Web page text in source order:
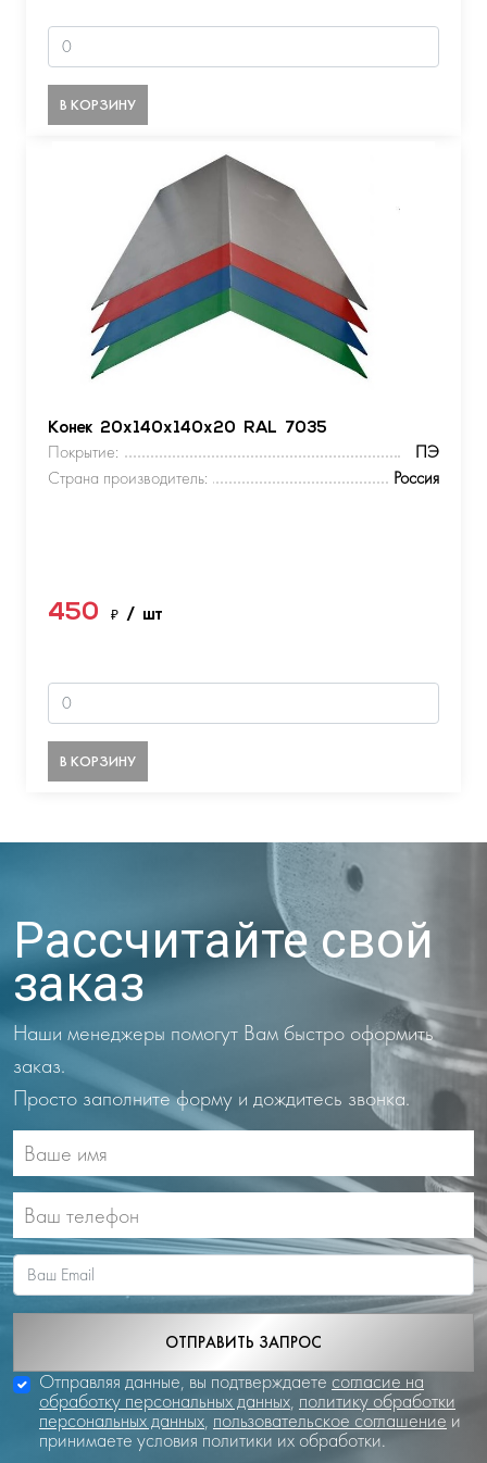
В КОРЗИНУ
Конек 20х140х140х20 RAL 7035
Покрытие:
ПЭ
Страна производитель:
Россия
450 ₽ / шт
В КОРЗИНУ
Рассчитайте свой
заказ
Наши менеджеры помогут Вам быстро оформить
заказ.
Просто заполните форму и дождитесь звонка.
ОТПРАВИТЬ ЗАПРОС
Отправляя данные, вы подтверждаете согласие на
обработку персональных данных, политику обработки
персональных данных, пользовательское соглашение и
принимаете условия политики их обработки.